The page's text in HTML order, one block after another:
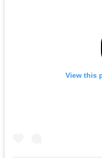
View this